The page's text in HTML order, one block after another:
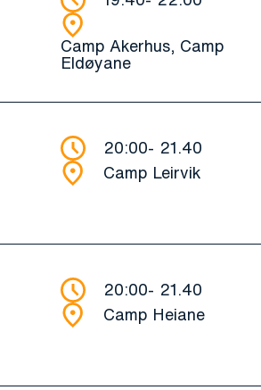
Camp Akerhus, Camp
Eldøyane
20:00
21.40
Camp Leirvik
20:00
21.40
Camp Heiane